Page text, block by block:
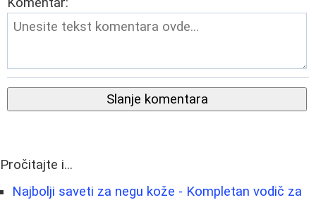
Slanje komentara
Pročitajte i...
Najbolji saveti za negu kože - Kompletan vodič za